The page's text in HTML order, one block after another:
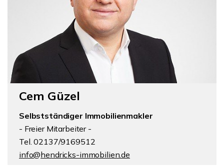
Cem Güzel
Selbstständiger Immobilienmakler
- Freier Mitarbeiter -
Tel. 02137/9169512
info@hendricks-immobilien.de